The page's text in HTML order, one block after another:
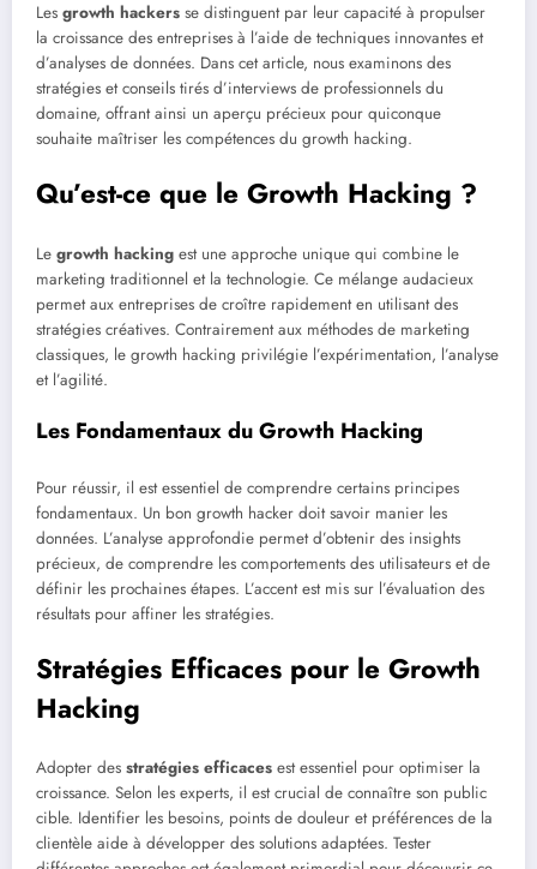
Les growth hackers se distinguent par leur capacité à propulser
la croissance des entreprises à l’aide de techniques innovantes et
d’analyses de données. Dans cet article, nous examinons des
stratégies et conseils tirés d’interviews de professionnels du
domaine, offrant ainsi un aperçu précieux pour quiconque
souhaite maîtriser les compétences du growth hacking.
Qu’est-ce que le Growth Hacking ?
Le growth hacking est une approche unique qui combine le
marketing traditionnel et la technologie. Ce mélange audacieux
permet aux entreprises de croître rapidement en utilisant des
stratégies créatives. Contrairement aux méthodes de marketing
classiques, le growth hacking privilégie l’expérimentation, l’analyse
et l’agilité.
Les Fondamentaux du Growth Hacking
Pour réussir, il est essentiel de comprendre certains principes
fondamentaux. Un bon growth hacker doit savoir manier les
données. L’analyse approfondie permet d’obtenir des insights
précieux, de comprendre les comportements des utilisateurs et de
définir les prochaines étapes. L’accent est mis sur l’évaluation des
résultats pour affiner les stratégies.
Stratégies Efficaces pour le Growth
Hacking
Adopter des stratégies efficaces est essentiel pour optimiser la
croissance. Selon les experts, il est crucial de connaître son public
cible. Identifier les besoins, points de douleur et préférences de la
clientèle aide à développer des solutions adaptées. Tester